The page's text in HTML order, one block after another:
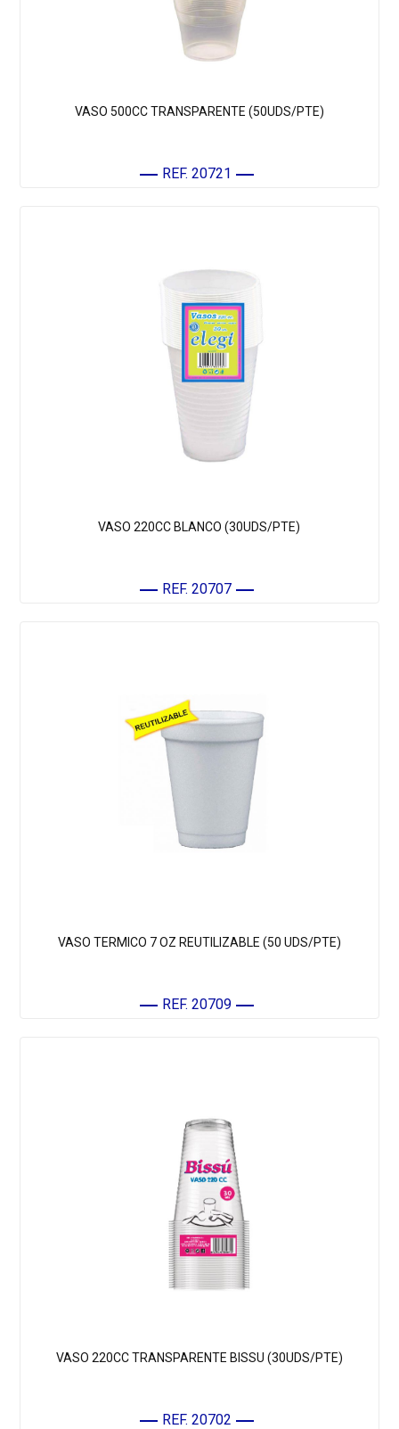
VASO 500CC TRANSPARENTE (50UDS/PTE)
REF. 20721
VASO 220CC BLANCO (30UDS/PTE)
REF. 20707
VASO TERMICO 7 OZ REUTILIZABLE (50 UDS/PTE)
REF. 20709
VASO 220CC TRANSPARENTE BISSU (30UDS/PTE)
REF. 20702